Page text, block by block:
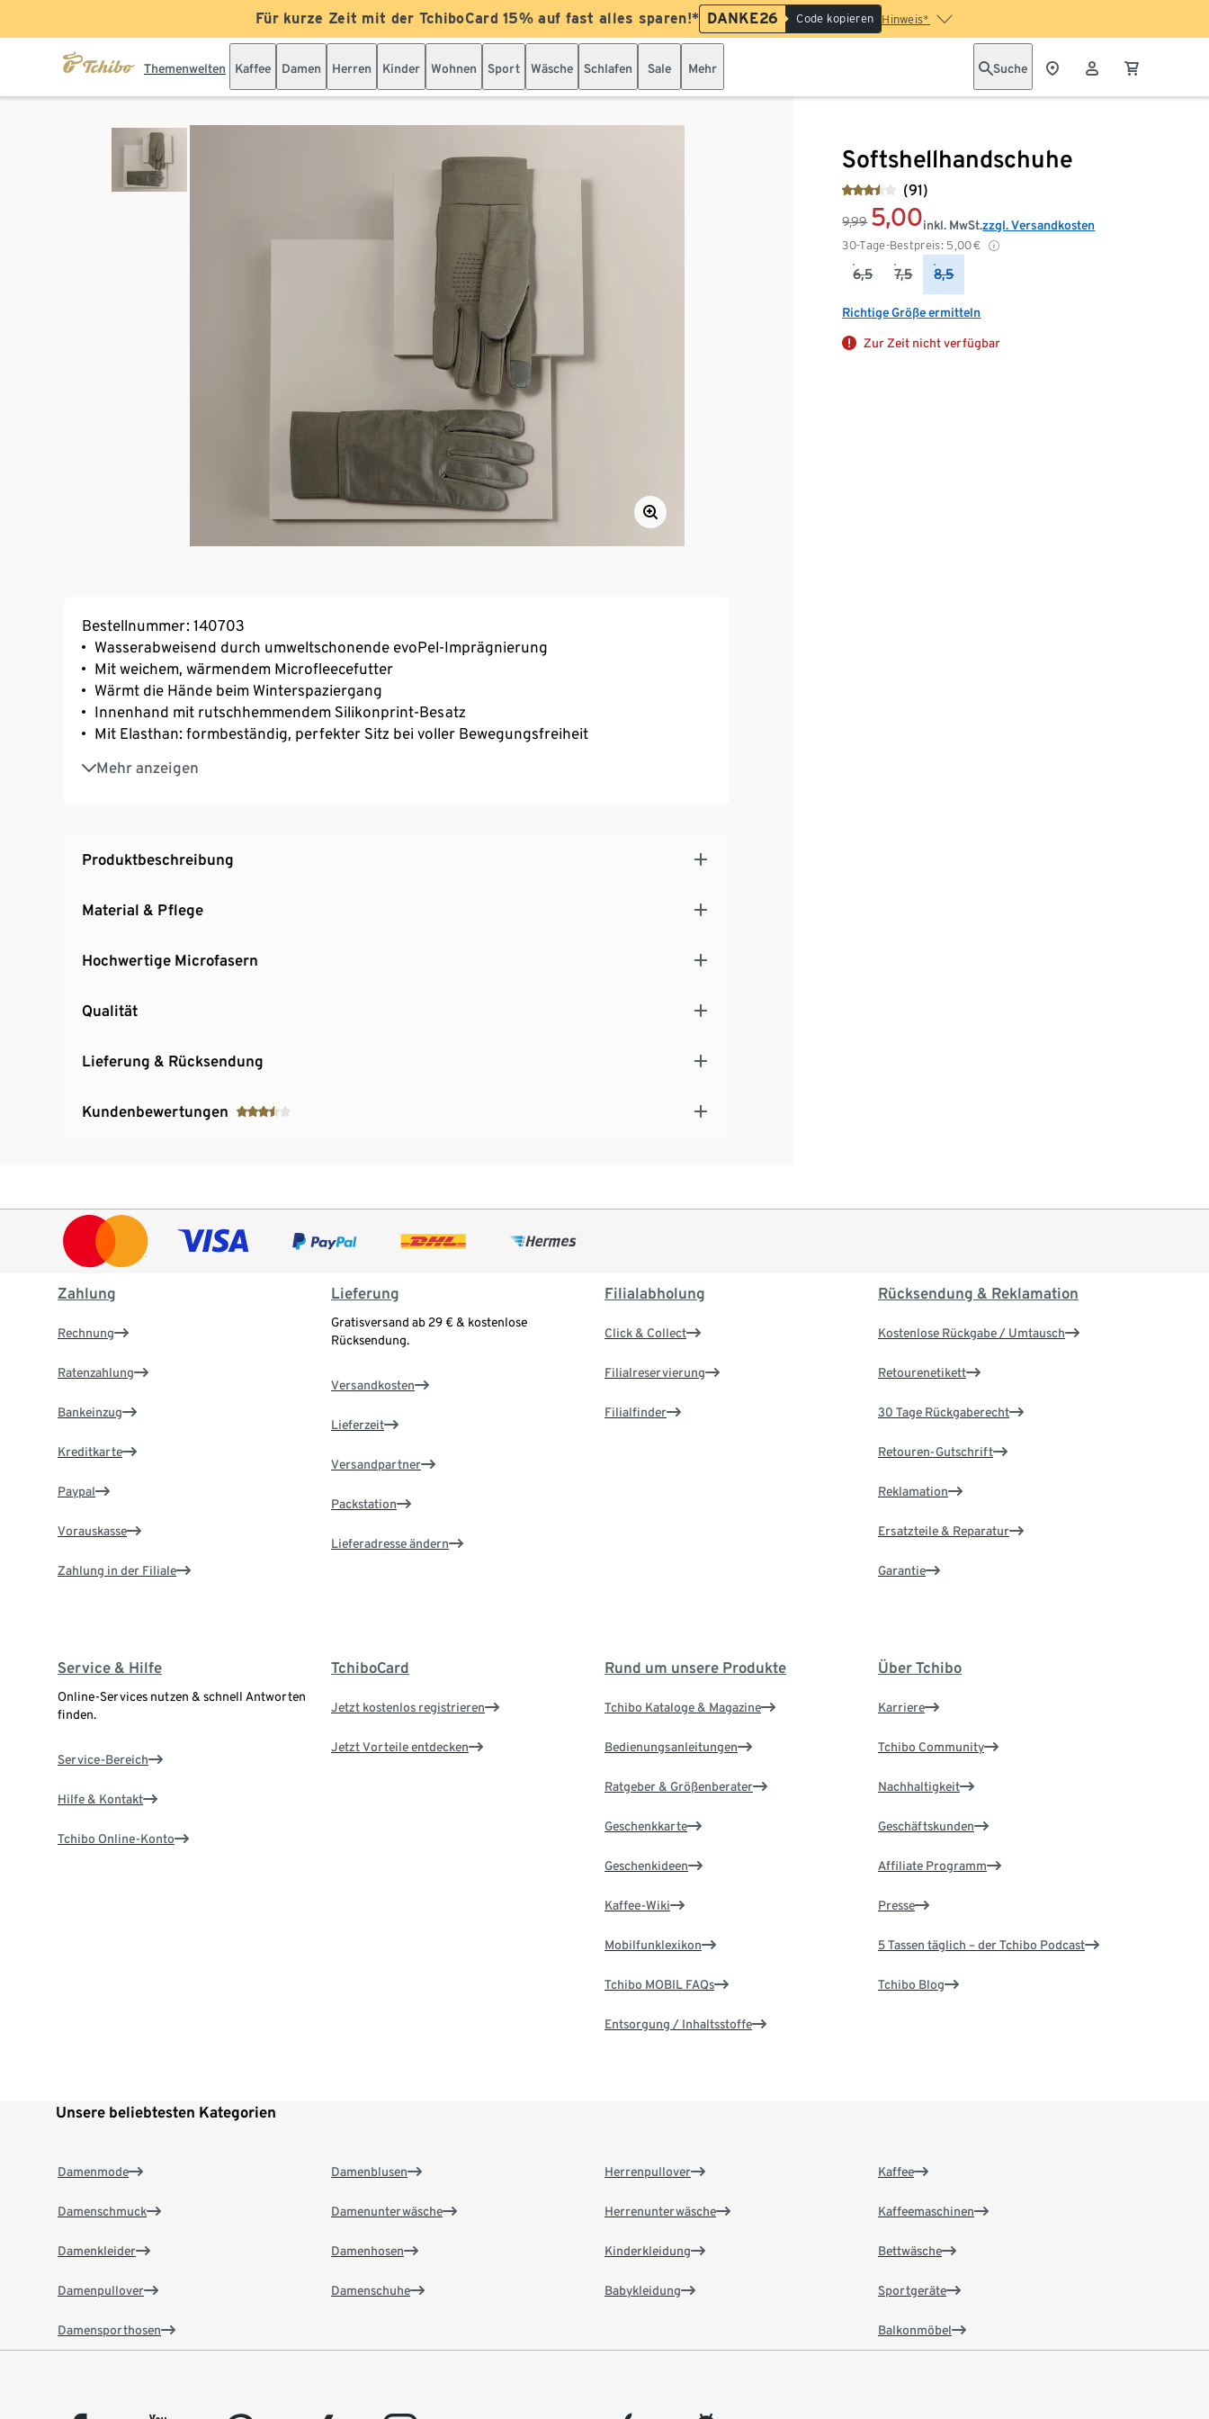
Für kurze Zeit mit der TchiboCard 15% auf fast alles sparen!* DANKE26 Code kopieren Hinweis*
Themenwelten Kaffee Damen Herren Kinder Wohnen Sport Wäsche Schlafen Sale Mehr Suche
Softshellhandschuhe
(91)
9,99 5,00
30-Tage-Bestpreis: 5,00€
inkl. MwSt.zzgl. Versandkosten
6,5 7,5 8,5
Richtige Größe ermitteln
Zur Zeit nicht verfügbar
Bestellnummer: 140703
Wasserabweisend durch umweltschonende evoPel-Imprägnierung
Mit weichem, wärmendem Microfleecefutter
Wärmt die Hände beim Winterspaziergang
Innenhand mit rutschhemmendem Silikonprint-Besatz
Mit Elasthan: formbeständig, perfekter Sitz bei voller Bewegungsfreiheit
Mehr anzeigen
Daumen und Zeigefinger touchscreenfähig beschichtet – ermöglicht Bedienung des
Smartphones
Produktbeschreibung
Material & Pflege
Hochwertige Microfasern
Qualität
Lieferung & Rücksendung
Kundenbewertungen
Zahlung
Rechnung
Ratenzahlung
Bankeinzug
Kreditkarte
Paypal
Vorauskasse
Zahlung in der Filiale
Lieferung
Gratisversand ab 29 € & kostenlose
Rücksendung.
Versandkosten
Lieferzeit
Versandpartner
Packstation
Lieferadresse ändern
Filialabholung
Click & Collect
Filialreservierung
Filialfinder
Rücksendung & Reklamation
Kostenlose Rückgabe / Umtausch
Retourenetikett
30 Tage Rückgaberecht
Retouren-Gutschrift
Reklamation
Ersatzteile & Reparatur
Garantie
Service & Hilfe
Online-Services nutzen & schnell Antworten
finden.
Service-Bereich
Hilfe & Kontakt
Tchibo Online-Konto
TchiboCard
Jetzt kostenlos registrieren
Jetzt Vorteile entdecken
Rund um unsere Produkte
Tchibo Kataloge & Magazine
Bedienungsanleitungen
Ratgeber & Größenberater
Geschenkkarte
Geschenkideen
Kaffee-Wiki
Mobilfunklexikon
Tchibo MOBIL FAQs
Entsorgung / Inhaltsstoffe
Über Tchibo
Karriere
Tchibo Community
Nachhaltigkeit
Geschäftskunden
Affiliate Programm
Presse
5 Tassen täglich – der Tchibo Podcast
Tchibo Blog
Unsere beliebtesten Kategorien
Damenmode
Damenschmuck
Damenkleider
Damenpullover
Damensporthosen
Damenblusen
Damenunterwäsche
Damenhosen
Damenschuhe
Herrenpullover
Herrenunterwäsche
Kinderkleidung
Babykleidung
Kaffee
Kaffeemaschinen
Bettwäsche
Sportgeräte
Balkonmöbel